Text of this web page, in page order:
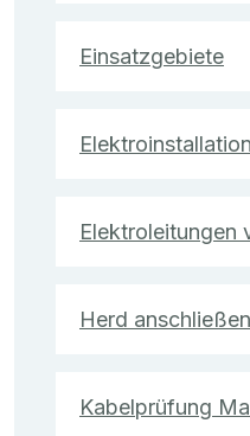
Einsatzgebiete
Elektroleitungen
Herd
Kabelprüfung